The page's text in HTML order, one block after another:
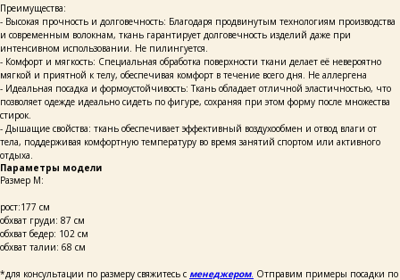
Преимущества:
- Высокая прочность и долговечность: Благодаря продвинутым технологиям производства
и современным волокнам, ткань гарантирует долговечность изделий даже при
интенсивном использовании. Не пилингуется.
- Комфорт и мягкость: Специальная обработка поверхности ткани делает её невероятно
мягкой и приятной к телу, обеспечивая комфорт в течение всего дня. Не аллергена
- Идеальная посадка и формоустойчивость: Ткань обладает отличной эластичностью, что
позволяет одежде идеально сидеть по фигуре, сохраняя при этом форму после множества
стирок.
- Дышащие свойства: ткань обеспечивает эффективный воздухообмен и отвод влаги от
тела, поддерживая комфортную температуру во время занятий спортом или активного
отдыха.
Параметры модели
Размер М:
рост:177 см
обхват груди: 87 см
обхват бедер: 102 см
обхват талии: 68 см
*для консультации по размеру свяжитесь с менеджером. Отправим примеры посадки по